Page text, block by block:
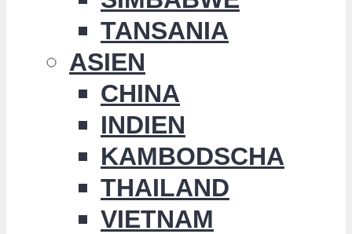
TANSANIA
ASIEN
CHINA
INDIEN
KAMBODSCHA
THAILAND
VIETNAM